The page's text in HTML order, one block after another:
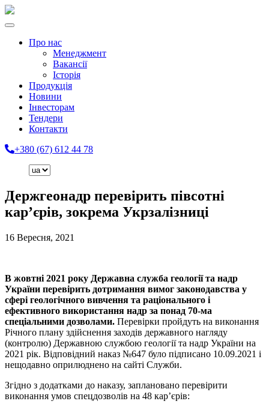
Про нас
Менеджмент
Вакансії
Історія
Продукція
Новини
Інвесторам
Тендери
Контакти
+380 (67) 612 44 78
Держгеонадр перевірить півсотні
кар’єрів, зокрема Укрзалізниці
16 Вересня, 2021
В жовтні 2021 року Державна служба геології та надр
України перевірить дотримання вимог законодавства у
сфері геологічного вивчення та раціонального і
ефективного використання надр за понад 70-ма
спеціальними дозволами. Перевірки пройдуть на виконання
Річного плану здійснення заходів державного нагляду
(контролю) Державною службою геології та надр України на
2021 рік. Відповідний наказ №647 було підписано 10.09.2021 і
нещодавно оприлюднено на сайті Служби.
Згідно з додатками до наказу, заплановано перевірити
виконання умов спецдозволів на 48 кар’єрів: